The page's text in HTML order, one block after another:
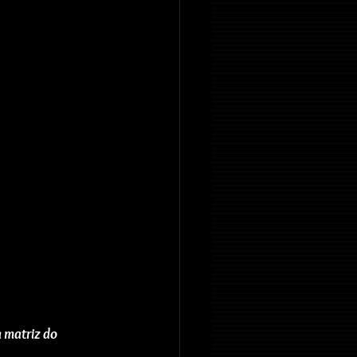
matriz do